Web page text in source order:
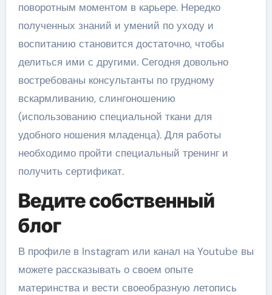
поворотным моментом в карьере. Нередко
полученных знаний и умений по уходу и
воспитанию становится достаточно, чтобы
делиться ими с другими. Сегодня довольно
востребованы консультанты по грудному
вскармливанию, слингоношению
(использованию специальной ткани для
удобного ношения младенца). Для работы
необходимо пройти специальный тренинг и
получить сертификат.
Ведите собственный
блог
В профиле в Instagram или канал на Youtube вы
можете рассказывать о своем опыте
материнства и вести своеобразную летопись